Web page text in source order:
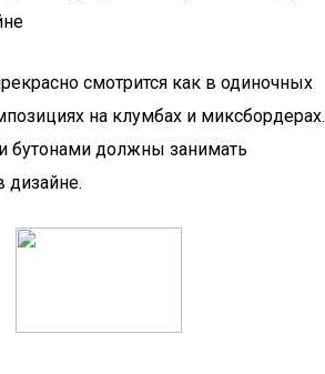
смотрится как в одиночных
на клумбах и миксбордерах.
бутонами должны занимать
дизайне.